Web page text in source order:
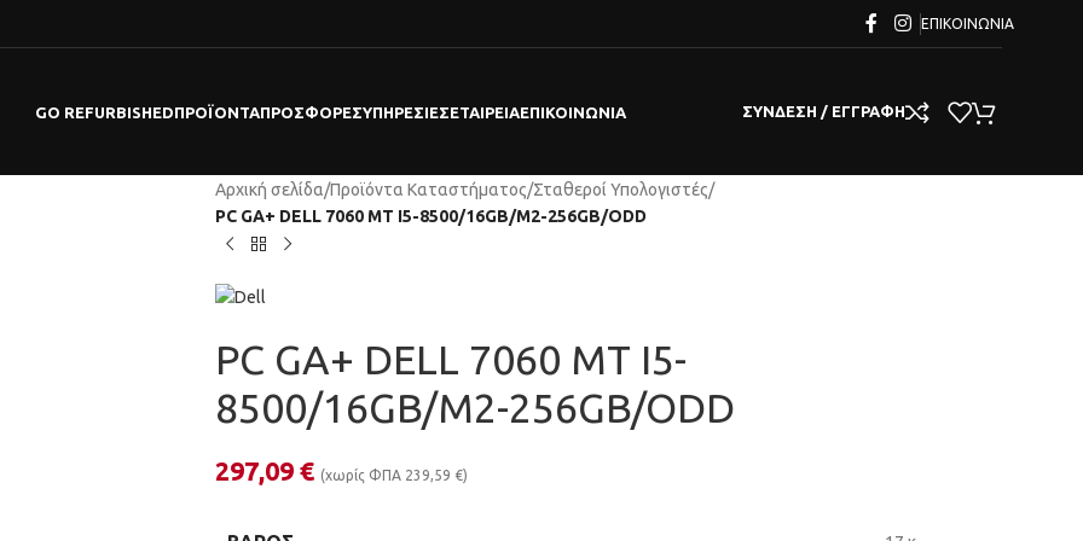
ΕΠΙΚΟΙΝΩΝΊΑ
GO REFURBISHEDΠΡΟΪΌΝΤΑΠΡΟΣΦΟΡΕΣΥΠΗΡΕΣΊΕΣΕΤΑΙΡΕΊΑΕΠΙΚΟΙΝΩΝΊΑ ΣΎΝΔΕΣΗ / ΕΓΓΡΑΦΉ
Αρχική σελίδα/Προϊόντα Καταστήματος/Σταθεροί Υπολογιστές/
PC GA+ DELL 7060 MT I5-8500/16GB/M2-256GB/ODD
PC GA+ DELL 7060 MT I5-
8500/16GB/M2-256GB/ODD
297,09 € (χωρίς ΦΠΑ 239,59 €)